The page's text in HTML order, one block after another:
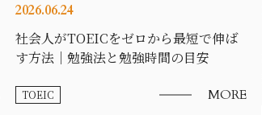
2026.06.24
社会人がTOEICをゼロから最短で伸ば
す方法｜勉強法と勉強時間の目安
TOEIC MORE